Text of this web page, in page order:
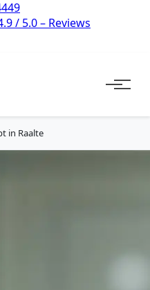
/ 5.0 – Reviews
in Raalte